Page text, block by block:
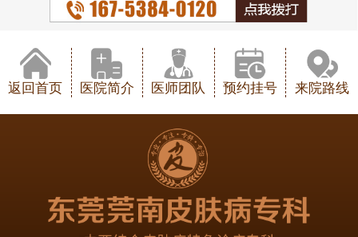
返回首页 医院简介 医师团队 预约挂号 来院路线